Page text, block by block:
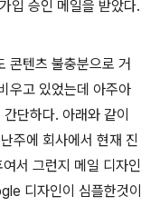
입 승인 메일을 받았다.
콘텐츠 불충분으로 거
우고 있었는데 아주아
단하다. 아래와 같이
주에 회사에서 현재 진
서 그런지 메일 디자인
디자인이 심플한것이